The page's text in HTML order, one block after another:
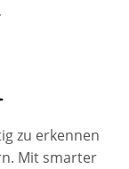
zu erkennen
Mit smarter